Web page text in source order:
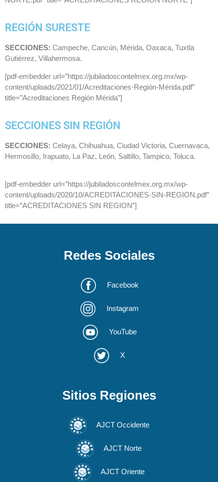
REGIÓN SURESTE
SECCIONES: Campeche, Cancún, Mérida, Oaxaca, Tuxtla
Gutiérrez, Villahermosa.
[pdf-embedder url=”https://jubiladoscontelmex.org.mx/wp-
content/uploads/2021/01/Acreditaciones-Región-Mérida.pdf”
title=”Acreditaciones Región Mérida”]
SECCIONES SIN REGIÓN
SECCIONES: Celaya, Chihuahua, Ciudad Victoria, Cuernavaca,
Hermosillo, Irapuato, La Paz, León, Saltillo, Tampico, Toluca.
[pdf-embedder url=”https://jubiladoscontelmex.org.mx/wp-
content/uploads/2020/10/ACREDITACIONES-SIN-REGION.pdf”
title=”ACREDITACIONES SIN REGION”]
Redes Sociales
Facebook
Instagram
YouTube
X
Sitios Regiones
AJCT Occidente
AJCT Norte
AJCT Oriente